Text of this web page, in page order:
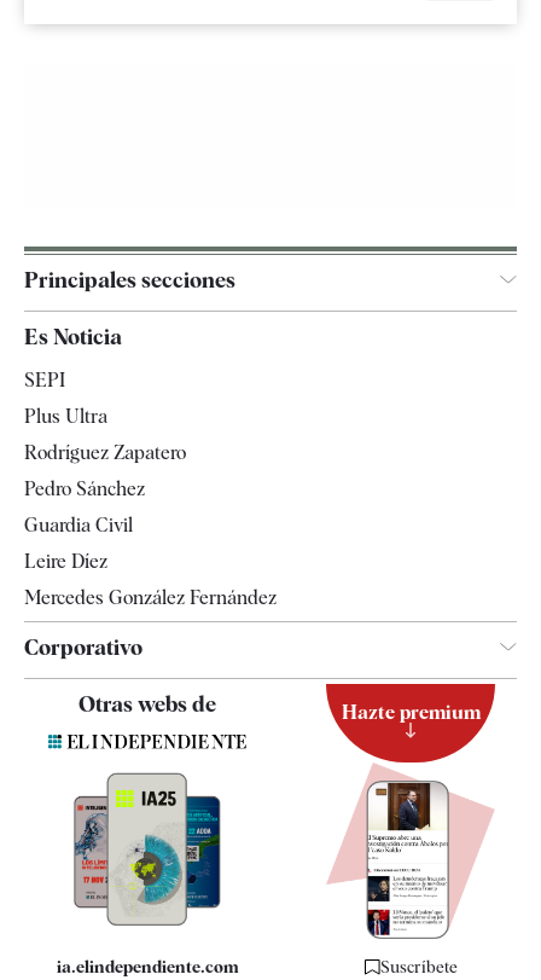
Principales secciones
Televisión
Es Noticia
SEPI
Plus Ultra
Rodríguez Zapatero
Pedro Sánchez
Guardia Civil
Leire Díez
Mercedes González Fernández
Corporativo
Quiénes somos
Especificaciones
Otras webs de
ia.elindependiente.com
Hazte premium
Suscríbete